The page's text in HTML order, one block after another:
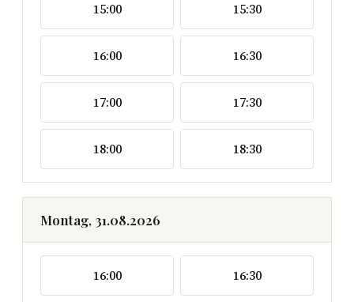
15:00 15:30
16:00 16:30
17:00 17:30
18:00 18:30
Montag, 31.08.2026
16:00 16:30